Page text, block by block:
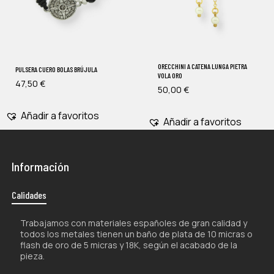
PULSERA CUERO BOLAS BRÚJULA
47,50 €
Añadir a favoritos
ORECCHINI A CATENA LUNGA PIETRA
VOLA ORO
50,00 €
Añadir a favoritos
Información
Calidades
Trabajamos con materiales españoles de gran calidad y
todos los metales tienen un baño de plata de 10 micras o
flash de oro de 5 micras y 18K, según el acabado de la
pieza.